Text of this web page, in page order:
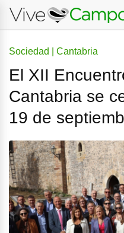
Sociedad | Cantabria
El XII
Cantabria se
19 de